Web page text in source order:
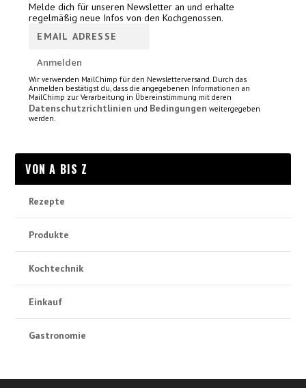
Melde dich für unseren Newsletter an und erhalte
regelmäßig neue Infos von den Kochgenossen.
Wir verwenden MailChimp für den Newsletterversand. Durch das
Anmelden bestätigst du, dass die angegebenen Informationen an
MailChimp zur Verarbeitung in Übereinstimmung mit deren
Datenschutzrichtlinien und Bedingungen weitergegeben
werden.
VON A BIS Z
Rezepte
Produkte
Kochtechnik
Einkauf
Gastronomie